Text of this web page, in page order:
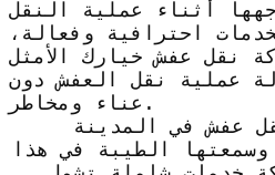
احترافية وفعالة،
نقل عفش خيارك الأمثل
عملية نقل العفش دون
عناء ومخاطر.
عفش في المدينة
الطيبة في هذا